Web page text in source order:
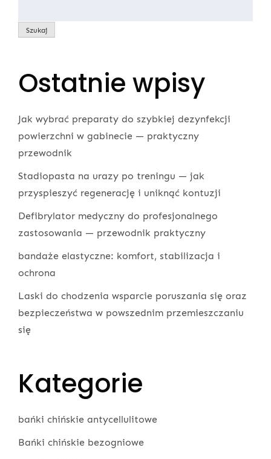
Szukaj
Ostatnie wpisy
Jak wybrać preparaty do szybkiej dezynfekcji
powierzchni w gabinecie — praktyczny
przewodnik
Stadiopasta na urazy po treningu — jak
przyspieszyć regenerację i uniknąć kontuzji
Defibrylator medyczny do profesjonalnego
zastosowania — przewodnik praktyczny
bandaże elastyczne: komfort, stabilizacja i
ochrona
Laski do chodzenia wsparcie poruszania się oraz
bezpieczeństwa w powszednim przemieszczaniu
się
Kategorie
bańki chińskie antycellulitowe
Bańki chińskie bezogniowe